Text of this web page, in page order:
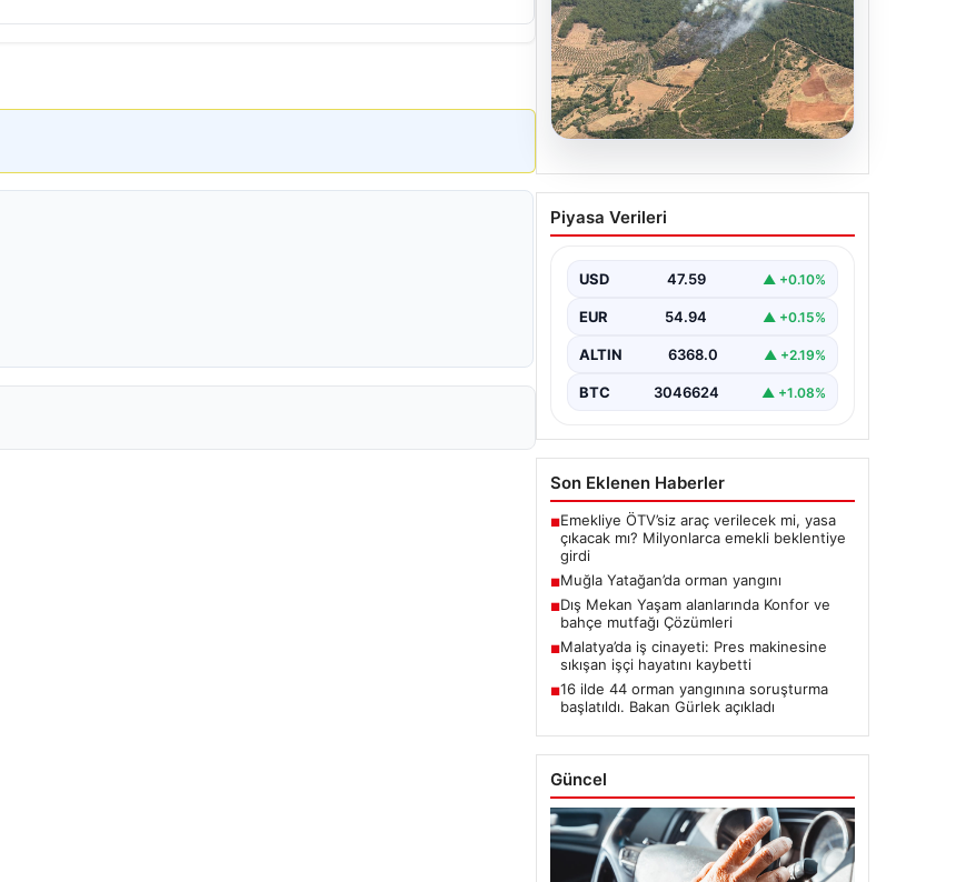
05.08.2026
Muğla Yatağan’da orman
yangını
Piyasa Verileri
USD 47.59 ▲ +0.10%
EUR 54.94 ▲ +0.15%
ALTIN 6368.0 ▲ +2.19%
BTC 3046624 ▲ +1.08%
Son Eklenen Haberler
■Emekliye ÖTV’siz araç verilecek mi, yasa
çıkacak mı? Milyonlarca emekli beklentiye
girdi
■Muğla Yatağan’da orman yangını
■Dış Mekan Yaşam alanlarında Konfor ve
bahçe mutfağı Çözümleri
■Malatya’da iş cinayeti: Pres makinesine
sıkışan işçi hayatını kaybetti
■16 ilde 44 orman yangınına soruşturma
başlatıldı. Bakan Gürlek açıkladı
Güncel